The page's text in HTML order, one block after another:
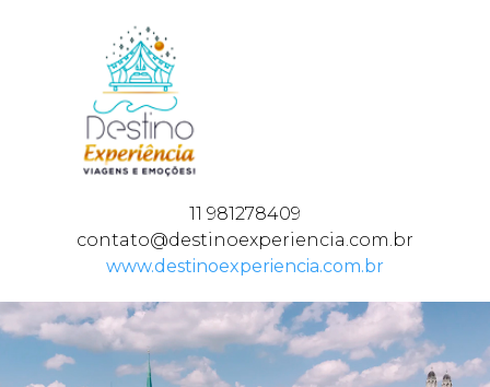
11 981278409
contato@destinoexperiencia.com.br
www.destinoexperiencia.com.br